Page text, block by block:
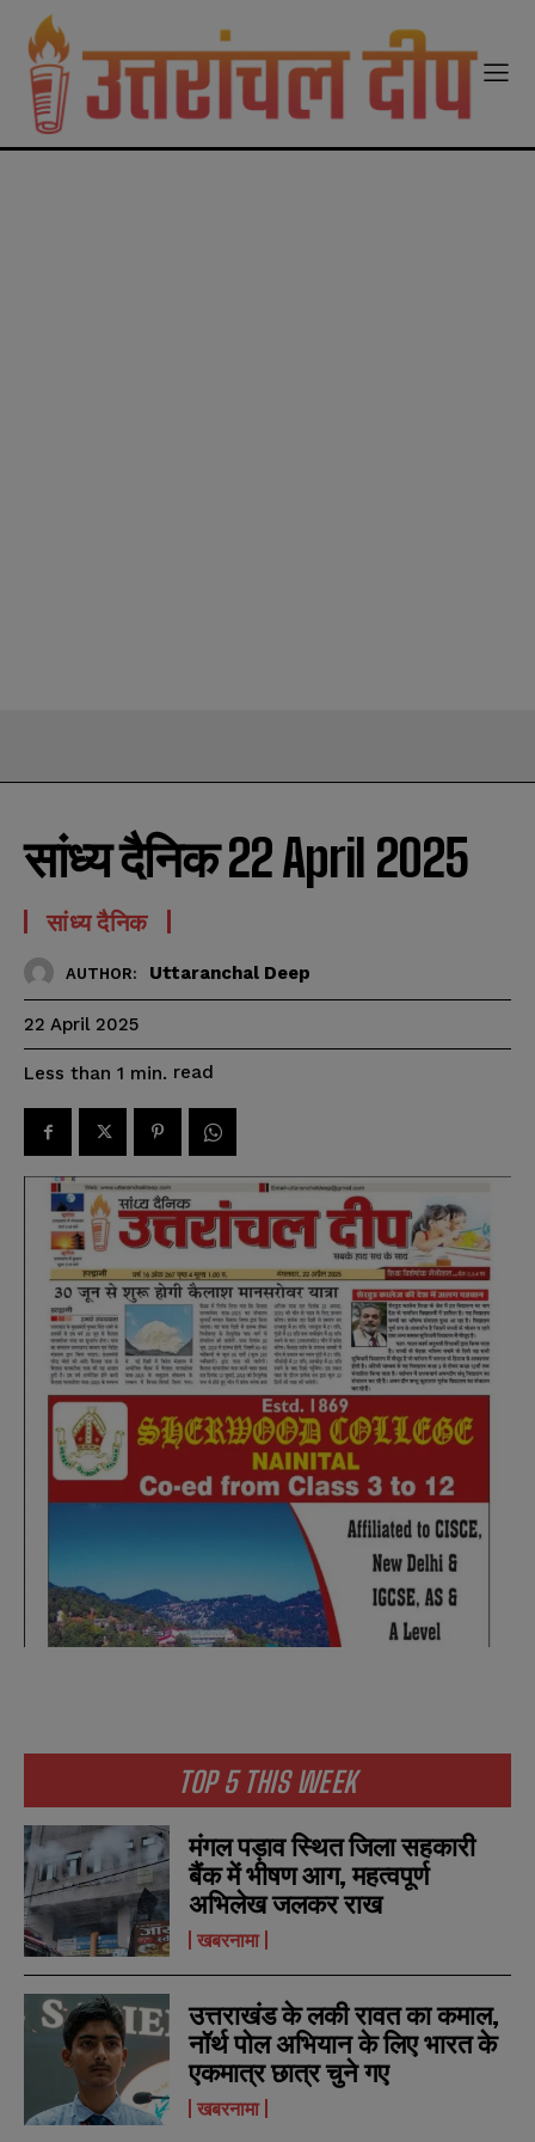
TOP 5 THIS WEEK
मंगल पड़ाव स्थित जिला सहकारी
बैंक में भीषण आग, महत्वपूर्ण
अभिलेख जलकर राख
खबरनामा
उत्तराखंड के लकी रावत का कमाल,
नॉर्थ पोल अभियान के लिए भारत के
एकमात्र छात्र चुने गए
खबरनामा
सांध्य दैनिक 22 April 2025
सांध्य दैनिक
AUTHOR: Uttaranchal Deep
22 April 2025
Less than 1 min. read